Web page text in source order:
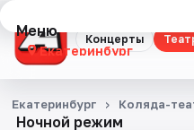
Концерты
Меню
Екатеринбург
Концерты
Ночной режим
Екатеринбург Коляда-